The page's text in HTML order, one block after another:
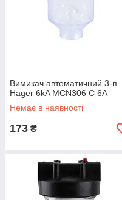
Вимикач автоматичний 3-п
Hager 6kA MCN306 C 6A
Немає в наявності
173 ₴